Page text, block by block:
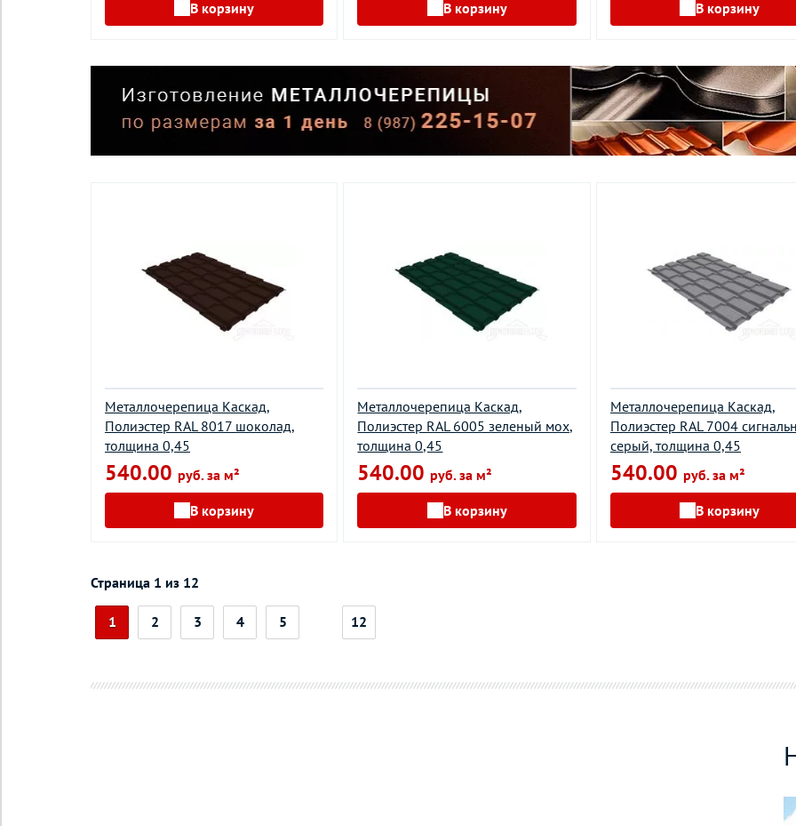
В корзину
В корзину
В корзину
Металлочерепица Каскад,
Полиэстер RAL 8017 шоколад,
толщина 0,45
540.00 руб. за м²
В корзину
Металлочерепица Каскад,
Полиэстер RAL 6005 зеленый мох,
толщина 0,45
540.00руб. за м²
В корзину
Металлочерепица Каскад,
Полиэстер RAL 7004
серый, толщина 0,45
540.00 руб. за м²
В корзину
Страница 1 из 12
1 2 3 4 5 12